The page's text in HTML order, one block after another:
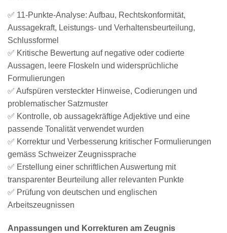
✅ 11-Punkte-Analyse: Aufbau, Rechtskonformität,
Aussagekraft, Leistungs- und Verhaltensbeurteilung,
Schlussformel
✅ Kritische Bewertung auf negative oder codierte
Aussagen, leere Floskeln und widersprüchliche
Formulierungen
✅ Aufspüren versteckter Hinweise, Codierungen und
problematischer Satzmuster
✅ Kontrolle, ob aussagekräftige Adjektive und eine
passende Tonalität verwendet wurden
✅ Korrektur und Verbesserung kritischer Formulierungen
gemäss Schweizer Zeugnissprache
✅ Erstellung einer schriftlichen Auswertung mit
transparenter Beurteilung aller relevanten Punkte
✅ Prüfung von deutschen und englischen
Arbeitszeugnissen
Anpassungen und Korrekturen am Zeugnis